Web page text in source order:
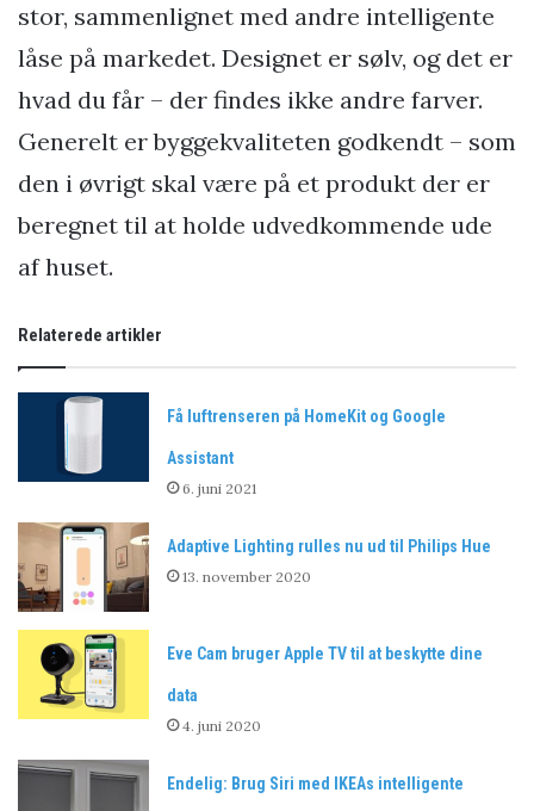
stor, sammenlignet med andre intelligente
låse på markedet. Designet er sølv, og det er
hvad du får – der findes ikke andre farver.
Generelt er byggekvaliteten godkendt – som
den i øvrigt skal være på et produkt der er
beregnet til at holde udvedkommende ude
af huset.
Relaterede artikler
Få luftrenseren på HomeKit og Google
Assistant
6. juni 2021
Adaptive Lighting rulles nu ud til Philips Hue
13. november 2020
Eve Cam bruger Apple TV til at beskytte dine
data
4. juni 2020
Endelig: Brug Siri med IKEAs intelligente